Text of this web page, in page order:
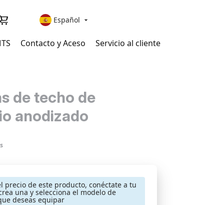
Español 
Contacto y Aceso Servicio al cliente
de techo de
anodizado
precio de este producto, conéctate a tu
una y selecciona el modelo de
deseas equipar